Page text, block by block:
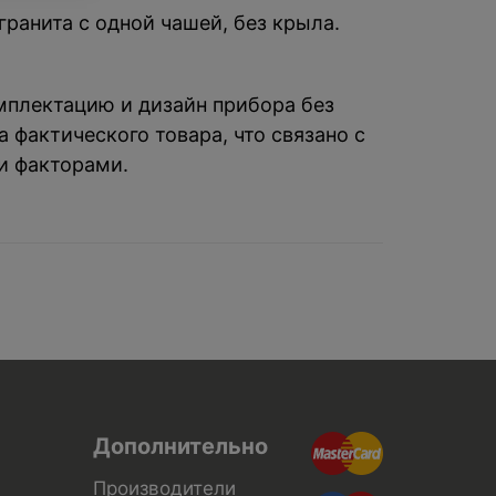
с одной чашей, без крыла.
и дизайн прибора без
товара, что связано с
факторами.
Дополнительно
Производители